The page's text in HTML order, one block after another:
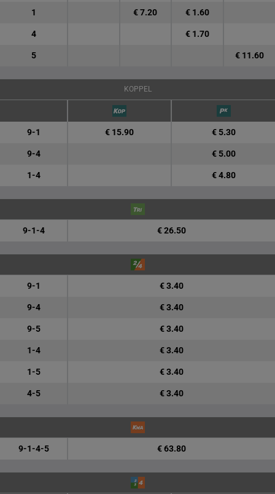
1 € 7.20 € 1.60
4 € 1.70
5 € 11.60
KOPPEL
9-1 € 15.90 € 5.30
9-4 € 5.00
1-4 € 4.80
9-1-4 € 26.50
9-1 € 3.40
9-4 € 3.40
9-5 € 3.40
1-4 € 3.40
1-5 € 3.40
4-5 € 3.40
9-1-4-5 € 63.80